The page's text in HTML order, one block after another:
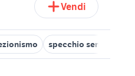
Vendi
specchio senza cornice